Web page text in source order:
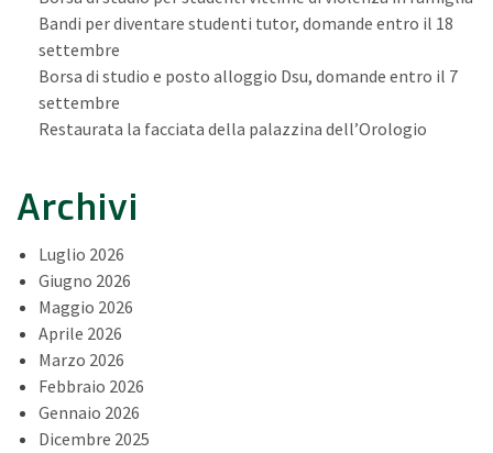
Bandi per diventare studenti tutor, domande entro il 18
settembre
Borsa di studio e posto alloggio Dsu, domande entro il 7
settembre
Restaurata la facciata della palazzina dell’Orologio
Archivi
Luglio 2026
Giugno 2026
Maggio 2026
Aprile 2026
Marzo 2026
Febbraio 2026
Gennaio 2026
Dicembre 2025